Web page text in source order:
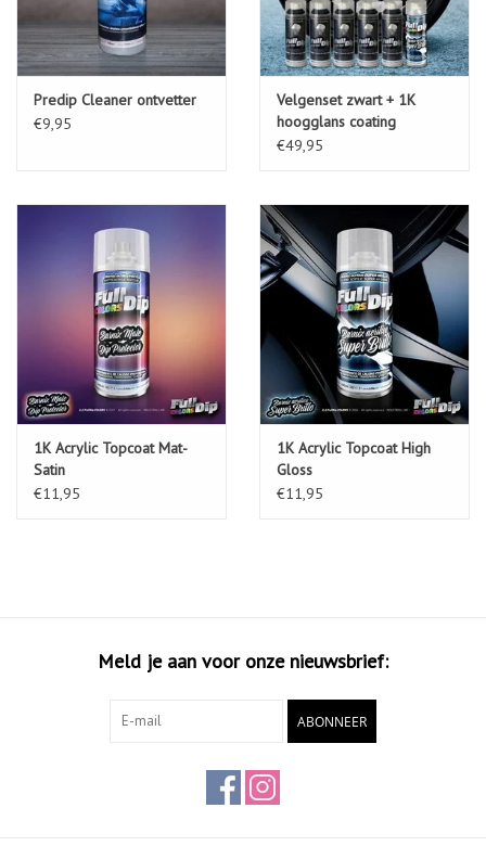
Predip Cleaner ontvetter
€9,95
Velgenset zwart + 1K
hoogglans coating
€49,95
1K Acrylic Topcoat Mat-
Satin
€11,95
1K Acrylic Topcoat High
Gloss
€11,95
Meld je aan voor onze nieuwsbrief:
ABONNEER